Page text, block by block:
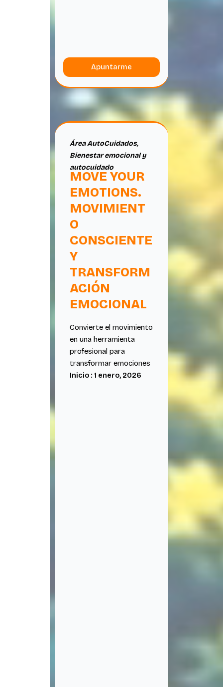
Apuntarme
Área AutoCuidados,
Bienestar emocional y
autocuidado
MOVE YOUR
EMOTIONS.
MOVIMIENT
O
CONSCIENTE
Y
TRANSFORM
ACIÓN
EMOCIONAL
Convierte el movimiento
en una herramienta
profesional para
transformar emociones
Inicio : 1 enero, 2026